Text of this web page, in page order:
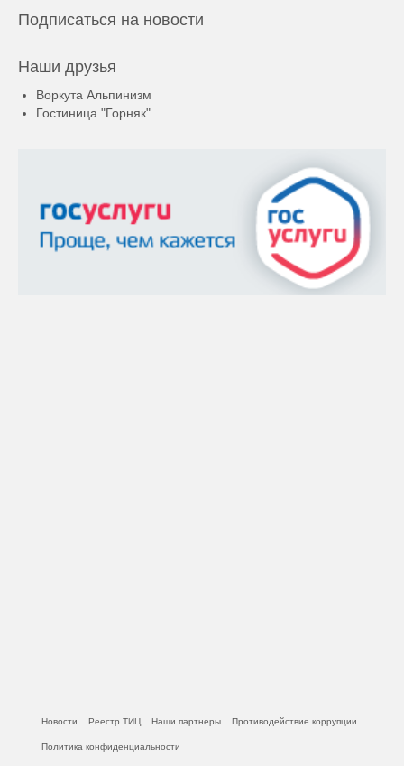
Подписаться на новости
Наши друзья
Воркута Альпинизм
Гостиница "Горняк"
Новости Реестр ТИЦ Наши партнеры Противодействие коррупции
Политика конфиденциальности